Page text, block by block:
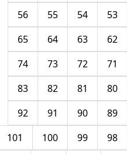
53
54
55
56
62
63
64
65
71
72
73
74
80
81
82
83
89
90
91
92
98
99
100
101